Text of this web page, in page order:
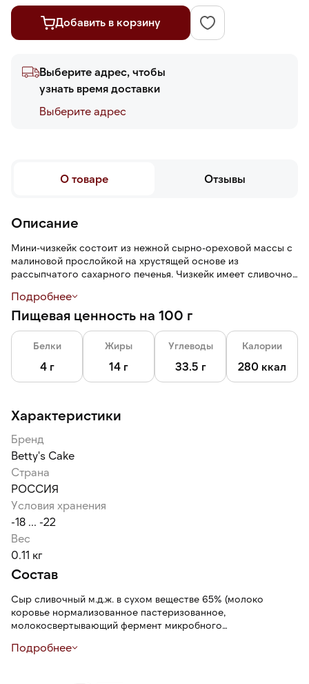
Добавить в корзину
Выберите адрес, чтобы
узнать время доставки
Выберите адреc
О товаре Отзывы
Описание
Мини-чизкейк состоит из нежной сырно-ореховой массы с
малиновой прослойкой на хрустящей основе из
рассыпчатого сахарного печенья. Чизкейк имеет сливочно-
кремовую текстуру.
Подробнее
Пищевая ценность на 100 г
Белки
4 г
Жиры
14 г
Углеводы
33.5 г
Калории
280 ккал
Характеристики
Бренд
Betty's Cake
Страна
РОССИЯ
Условия хранения
-18 ... -22
Вес
0.11 кг
Состав
Сыр сливочный м.д.ж. в сухом веществе 65% (молоко
коровье нормализованное пастеризованное,
молокосвертывающий фермент микробного
камедь рожкового дерева, соль поваренная пищевая),
Подробнее